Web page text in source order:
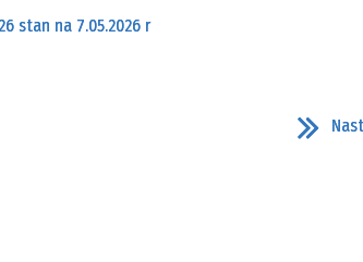
stan na 7.05.2026 r